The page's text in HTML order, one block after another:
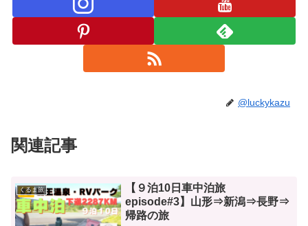
@luckykazu
関連記事
くるま旅
【９泊10日車中泊旅
episode#3】山形⇒新潟⇒長野⇒
帰路の旅